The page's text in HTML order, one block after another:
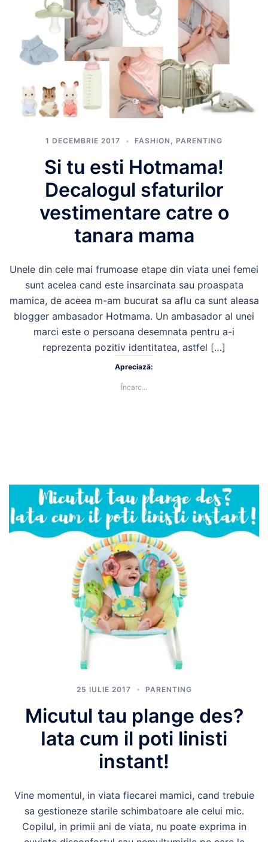
1 DECEMBRIE 2017 FASHION , PARENTING
Si tu esti Hotmama!
Decalogul sfaturilor
vestimentare catre o
tanara mama
Unele din cele mai frumoase etape din viata unei femei
sunt acelea cand este insarcinata sau proaspata
mamica, de aceea m-am bucurat sa aflu ca sunt aleasa
blogger ambasador Hotmama. Un ambasador al unei
marci este o persoana desemnata pentru a-i
reprezenta pozitiv identitatea, astfel […]
Apreciază:
Încarc...
25 IULIE 2017 PARENTING
Micutul tau plange des?
Iata cum il poti linisti
instant!
Vine momentul, in viata fiecarei mamici, cand trebuie
sa gestioneze starile schimbatoare ale celui mic.
Copilul, in primii ani de viata, nu poate exprima in